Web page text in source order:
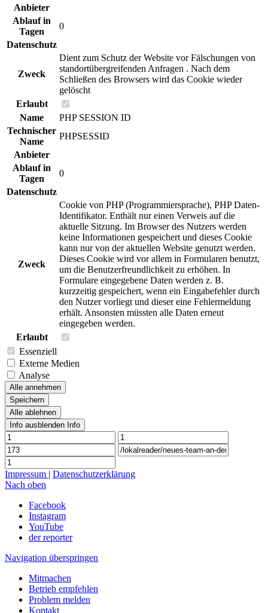
Anbieter
Ablauf in
Tagen
0
Datenschutz
Zweck
Dient zum Schutz der Website vor Fälschungen von
standortübergreifenden Anfragen . Nach dem
Schließen des Browsers wird das Cookie wieder
gelöscht
Erlaubt
Name
PHP SESSION ID
Technischer
Name
PHPSESSID
Anbieter
Ablauf in
Tagen
0
Datenschutz
Zweck
Cookie von PHP (Programmiersprache), PHP Daten-
Identifikator. Enthält nur einen Verweis auf die
aktuelle Sitzung. Im Browser des Nutzers werden
keine Informationen gespeichert und dieses Cookie
kann nur von der aktuellen Website genutzt werden.
Dieses Cookie wird vor allem in Formularen benutzt,
um die Benutzerfreundlichkeit zu erhöhen. In
Formulare eingegebene Daten werden z. B.
kurzzeitig gespeichert, wenn ein Eingabefehler durch
den Nutzer vorliegt und dieser eine Fehlermeldung
erhält. Ansonsten müssten alle Daten erneut
eingegeben werden.
Erlaubt
Essenziell
Externe Medien
Analyse
Alle annehmen
Speichern
Alle ablehnen
Info ausblenden Info
Impressum | Datenschutzerklärung
Nach oben
Facebook
Instagram
YouTube
der reporter
Navigation überspringen
Mitmachen
Betrieb empfehlen
Problem melden
Kontakt